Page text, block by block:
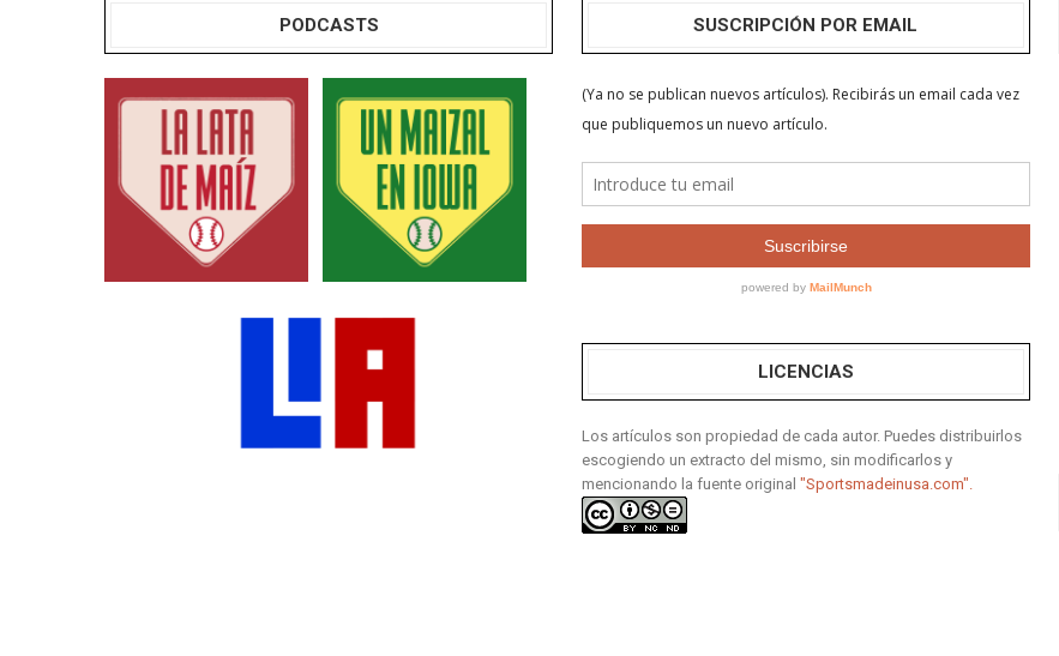
PODCASTS SUSCRIPCIÓN POR EMAIL
LICENCIAS
Los artículos son propiedad de cada autor. Puedes distribuirlos
escogiendo un extracto del mismo, sin modificarlos y
mencionando la fuente original "Sportsmadeinusa.com".